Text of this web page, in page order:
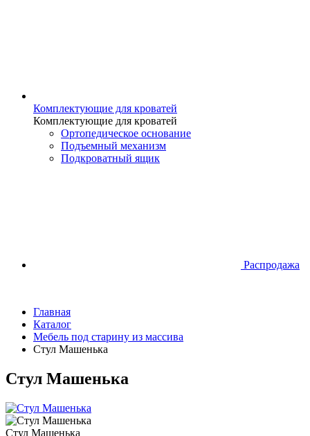
Комплектующие для кроватей
Комплектующие для кроватей
Ортопедическое основание
Подъемный механизм
Подкроватный ящик
Распродажа
Главная
Каталог
Мебель под старину из массива
Стул Машенька
Стул Машенька
Стул Машенька